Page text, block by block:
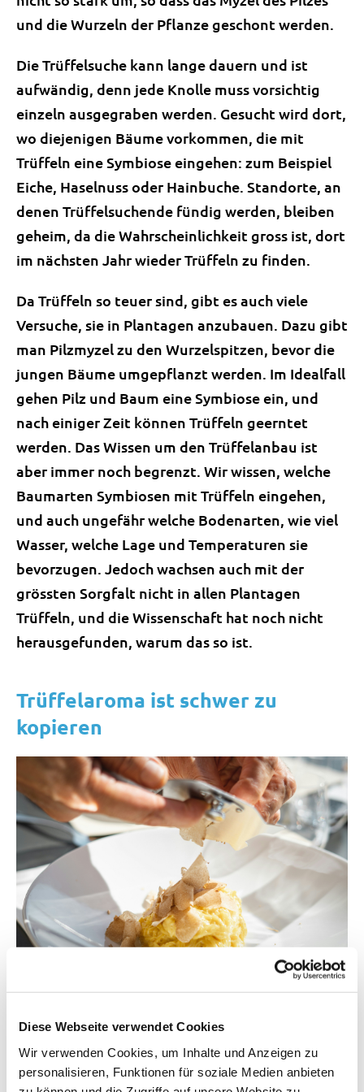
Diese Webseite verwendet Cookies
Wir verwenden Cookies, um Inhalte und Anzeigen zu
personalisieren, Funktionen für soziale Medien anbieten
und die Wurzeln der Pflanze geschont werden.
Die Trüffelsuche kann lange dauern und ist
aufwändig, denn jede Knolle muss vorsichtig
einzeln ausgegraben werden. Gesucht wird dort,
wo diejenigen Bäume vorkommen, die mit
Trüffeln eine Symbiose eingehen: zum Beispiel
Eiche, Haselnuss oder Hainbuche. Standorte, an
denen Trüffelsuchende fündig werden, bleiben
geheim, da die Wahrscheinlichkeit gross ist, dort
im nächsten Jahr wieder Trüffeln zu finden.
Da Trüffeln so teuer sind, gibt es auch viele
Versuche, sie in Plantagen anzubauen. Dazu gibt
man Pilzmyzel zu den Wurzelspitzen, bevor die
jungen Bäume umgepflanzt werden. Im Idealfall
gehen Pilz und Baum eine Symbiose ein, und
nach einiger Zeit können Trüffeln geerntet
werden. Das Wissen um den Trüffelanbau ist
aber immer noch begrenzt. Wir wissen, welche
Baumarten Symbiosen mit Trüffeln eingehen,
und auch ungefähr welche Bodenarten, wie viel
Wasser, welche Lage und Temperaturen sie
bevorzugen. Jedoch wachsen auch mit der
grössten Sorgfalt nicht in allen Plantagen
Trüffeln, und die Wissenschaft hat noch nicht
herausgefunden, warum das so ist.
Trüffelaroma ist schwer zu
kopieren
Pasta mit frischer Trüffel – eine Spezialität im Piemont. Bild:
Für viele Feinschmecker sind Trüffeln eine
Delikatesse (andere allerdings finden den Duft